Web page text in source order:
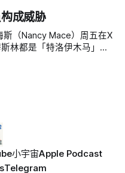
（Lisa Smart）指责特朗
主；
成威胁
斯（Nancy Mace）周五在X
林都是「特洛伊木马」，
获得约440万次浏览、6.2
小宇宙Apple Podcast
Telegram